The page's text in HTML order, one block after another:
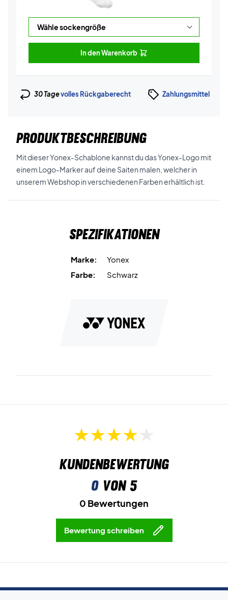
In den Warenkorb
30 Tagevolles Rückgaberecht Zahlungsmittel
PRODUKTBESCHREIBUNG
Mit dieser Yonex-Schablone kannst du das Yonex-Logo mit
einem Logo-Marker auf deine Saiten malen, welcher in
unserem Webshop in verschiedenen Farben erhältlich ist.
Spezifikationen
Marke:
Yonex
Farbe:
Schwarz
Kundenbewertung
0von 5
0 Bewertungen
Bewertung schreiben